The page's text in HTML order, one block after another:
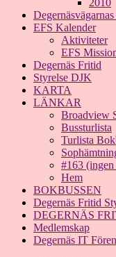
2010
EFS Kalender
Aktiviteter
EFS
Degernäs Fritid
Styrelse DJK
KARTA
LÄNKAR
Broadview
Bussturlista
Turlista
#163
Hem
BOKBUSSEN
Degernäs Fritid
DEGERNÄS
Medlemskap
Degernäs IT